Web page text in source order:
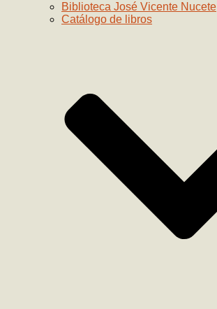
Biblioteca José Vicente Nucete
Catálogo de libros